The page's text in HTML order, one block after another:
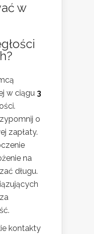
w
w ciągu 3
o
zapłaty.
na
długu.
za
kontakty